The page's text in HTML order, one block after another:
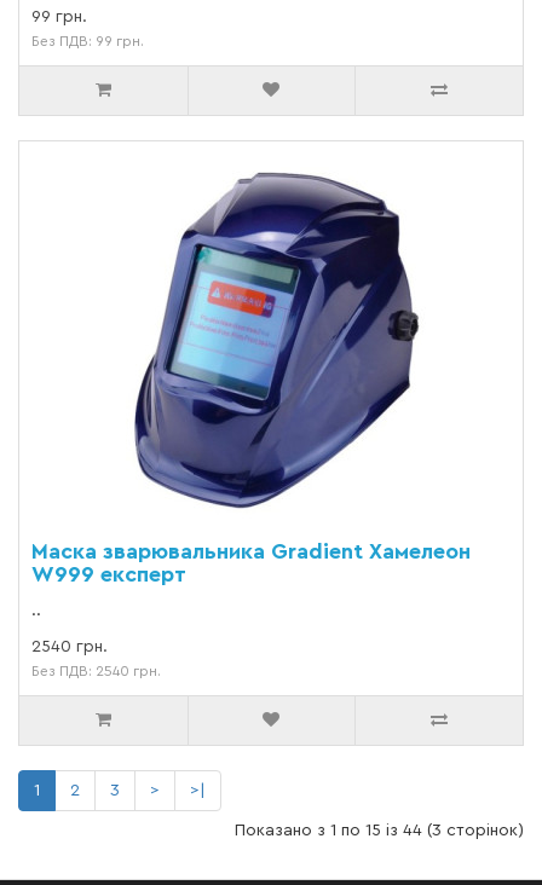
99 грн.
Без ПДВ: 99 грн.
Маска зварювальника Gradient Хамелеон
W999 експерт
..
2540 грн.
Без ПДВ: 2540 грн.
1 2 3 > >|
Показано з 1 по 15 із 44 (3 сторінок)